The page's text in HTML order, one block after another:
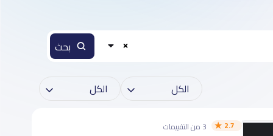
2.7 3 من التقييمات